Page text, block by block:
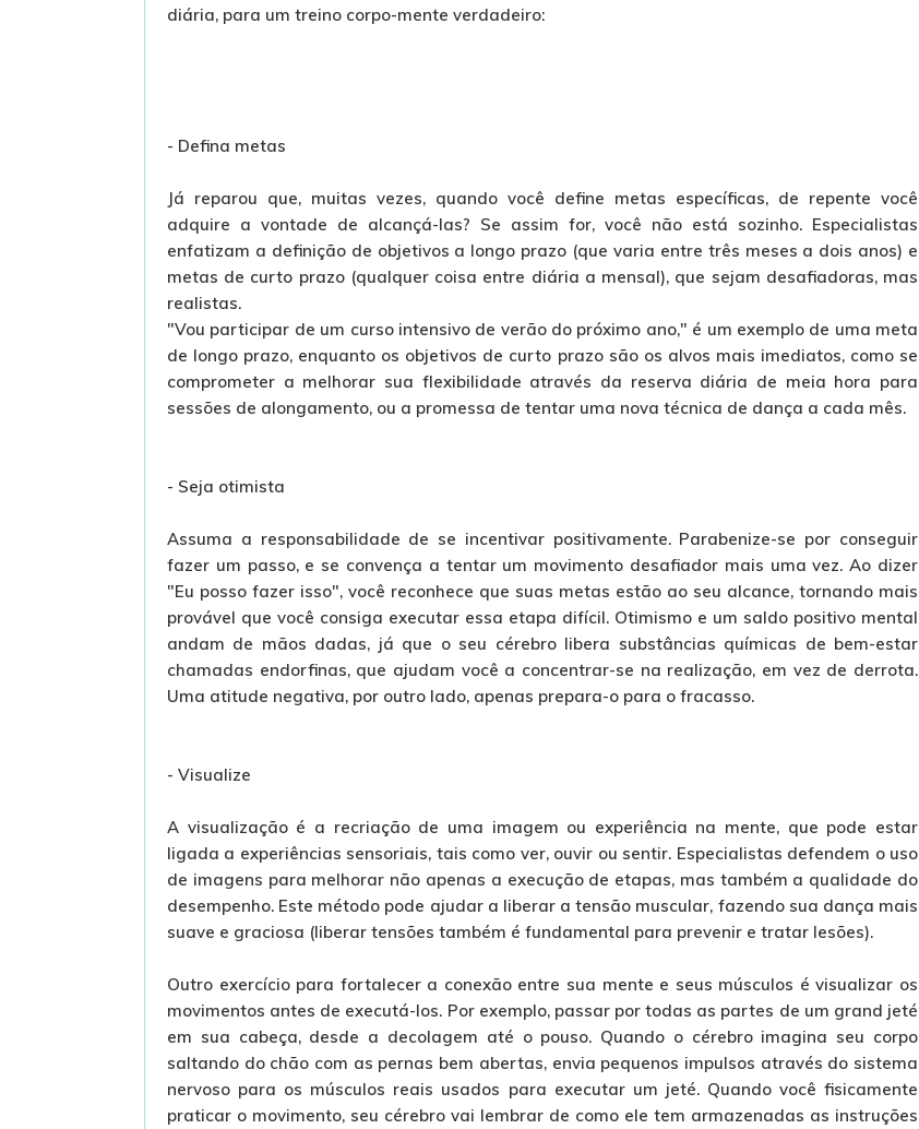
diária, para um treino corpo-mente verdadeiro:
- Defina metas
Já reparou que, muitas vezes, quando você define metas específicas, de repente você
adquire a vontade de alcançá-las? Se assim for, você não está sozinho. Especialistas
enfatizam a definição de objetivos a longo prazo (que varia entre três meses a dois anos) e
metas de curto prazo (qualquer coisa entre diária a mensal), que sejam desafiadoras, mas
realistas.
"Vou participar de um curso intensivo de verão do próximo ano," é um exemplo de uma meta
de longo prazo, enquanto os objetivos de curto prazo são os alvos mais imediatos, como se
comprometer a melhorar sua flexibilidade através da reserva diária de meia hora para
sessões de alongamento, ou a promessa de tentar uma nova técnica de dança a cada mês.
- Seja otimista
Assuma a responsabilidade de se incentivar positivamente. Parabenize-se por conseguir
fazer um passo, e se convença a tentar um movimento desafiador mais uma vez. Ao dizer
"Eu posso fazer isso", você reconhece que suas metas estão ao seu alcance, tornando mais
provável que você consiga executar essa etapa difícil. Otimismo e um saldo positivo mental
andam de mãos dadas, já que o seu cérebro libera substâncias químicas de bem-estar
chamadas endorfinas, que ajudam você a concentrar-se na realização, em vez de derrota.
Uma atitude negativa, por outro lado, apenas prepara-o para o fracasso.
- Visualize
A visualização é a recriação de uma imagem ou experiência na mente, que pode estar
ligada a experiências sensoriais, tais como ver, ouvir ou sentir. Especialistas defendem o uso
de imagens para melhorar não apenas a execução de etapas, mas também a qualidade do
desempenho. Este método pode ajudar a liberar a tensão muscular, fazendo sua dança mais
suave e graciosa (liberar tensões também é fundamental para prevenir e tratar lesões).
Outro exercício para fortalecer a conexão entre sua mente e seus músculos é visualizar os
movimentos antes de executá-los. Por exemplo, passar por todas as partes de um grand jeté
em sua cabeça, desde a decolagem até o pouso. Quando o cérebro imagina seu corpo
saltando do chão com as pernas bem abertas, envia pequenos impulsos através do sistema
nervoso para os músculos reais usados para executar um jeté. Quando você fisicamente
praticar o movimento, seu cérebro vai lembrar de como ele tem armazenadas as instruções